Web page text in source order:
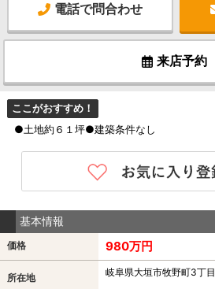
電話で問合わせ
来店予約
ここがおすすめ！
●土地約６１坪●建築条件なし
基本情報
価格 980万円
所在地 岐阜県大垣市牧野町3丁目